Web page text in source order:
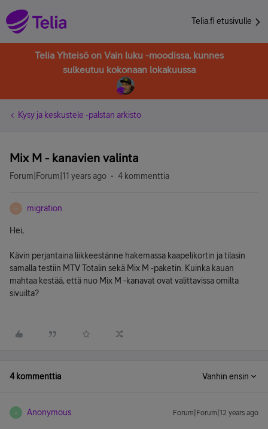
Telia.fi etusivulle
Telia Yhteisö on Vain luku -moodissa, kunnes
sulkeutuu kokonaan lokakuussa
Kysy ja keskustele -palstan arkisto
Mix M - kanavien valinta
Forum|Forum|11 years ago 4 kommenttia
M migration
Hei,
Kävin perjantaina liikkeestänne hakemassa kaapelikortin ja tilasin
samalla testiin MTV Totalin sekä Mix M -paketin. Kuinka kauan
mahtaa kestää, että nuo Mix M -kanavat ovat valittavissa omilta
sivuilta?
4 kommenttia Vanhin ensin
A Anonymous Forum|Forum|12 years ago